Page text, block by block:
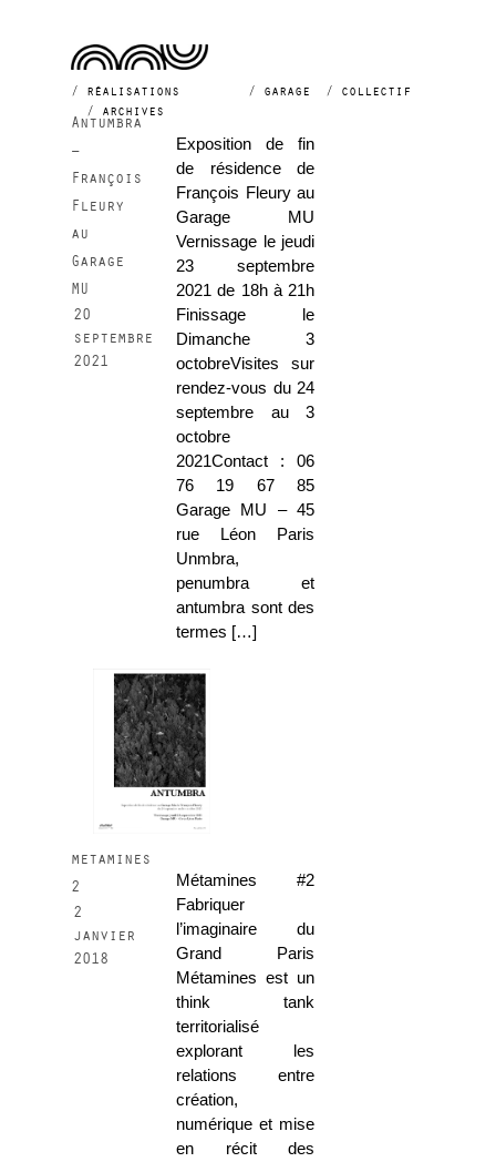
réalisations garage
collectif
archives
exposition
Antumbra
–
François
Fleury
au
Garage
MU
20
septembre
2021
Exposition de fin
de résidence de
François Fleury au
Garage MU
Vernissage le jeudi
23 septembre
2021 de 18h à 21h
Finissage le
Dimanche 3
octobreVisites sur
rendez-vous du 24
septembre au 3
octobre
2021Contact : 06
76 19 67 85
Garage MU – 45
rue Léon Paris
Unmbra,
penumbra et
antumbra sont des
termes […]
metamines
2
2
janvier
2018
Métamines #2
Fabriquer
l’imaginaire du
Grand Paris
Métamines est un
think tank
territorialisé
explorant les
relations entre
création,
numérique et mise
en récit des